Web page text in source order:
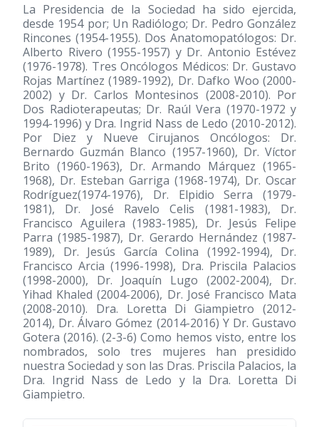
La Presidencia de la Sociedad ha sido ejercida,
desde 1954 por; Un Radiólogo; Dr. Pedro González
Rincones (1954-1955). Dos Anatomopatólogos: Dr.
Alberto Rivero (1955-1957) y Dr. Antonio Estévez
(1976-1978). Tres Oncólogos Médicos: Dr. Gustavo
Rojas Martínez (1989-1992), Dr. Dafko Woo (2000-
2002) y Dr. Carlos Montesinos (2008-2010). Por
Dos Radioterapeutas; Dr. Raúl Vera (1970-1972 y
1994-1996) y Dra. Ingrid Nass de Ledo (2010-2012).
Por Diez y Nueve Cirujanos Oncólogos: Dr.
Bernardo Guzmán Blanco (1957-1960), Dr. Víctor
Brito (1960-1963), Dr. Armando Márquez(1965-
1968), Dr. Esteban Garriga (1968-1974), Dr. Oscar
Rodríguez(1974-1976), Dr. Elpidio Serra (1979-
1981), Dr. José Ravelo Celis (1981-1983), Dr.
Francisco Aguilera(1983-1985), Dr. Jesús Felipe
Parra(1985-1987), Dr. Gerardo Hernández(1987-
1989), Dr. Jesús García Colina (1992-1994), Dr.
Francisco Arcia (1996-1998), Dra. Priscila Palacios
(1998-2000), Dr. Joaquín Lugo (2002-2004), Dr.
Yihad Khaled(2004-2006), Dr. José Francisco Mata
(2008-2010). Dra. Loretta Di Giampietro (2012-
2014), Dr. Álvaro Gómez (2014-2016) Y Dr. Gustavo
Gotera(2016). (2-3-6) Como hemos visto, entre los
nombrados, solo tres mujeres han presidido
nuestra Sociedad y son las Dras. Priscila Palacios, la
Dra. Ingrid Nass de Ledo y la Dra. Loretta Di
Giampietro.